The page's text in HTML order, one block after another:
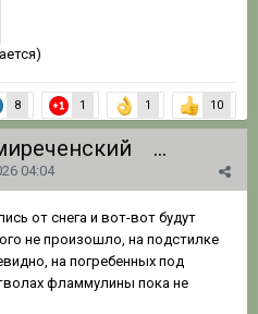
8 1 1 10
1 062
04:04
от снега и вот-вот будут
не произошло, на подстилке
на погребенных под
фламмулины пока не